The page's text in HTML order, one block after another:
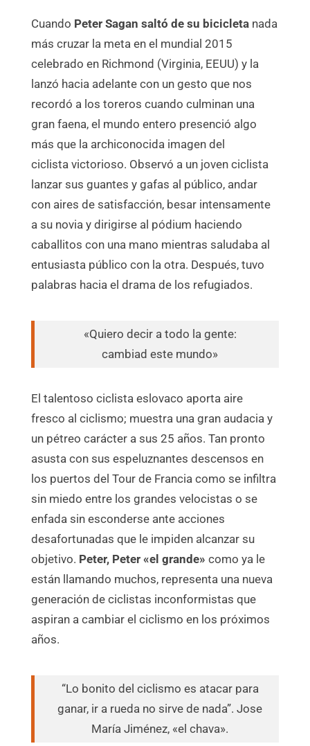
Cuando Peter Sagan saltó de su bicicletanada
más cruzar la meta en el mundial 2015
celebrado en Richmond (Virginia, EEUU) y la
lanzó hacia adelante con un gesto que nos
recordó a los toreros cuando culminan una
gran faena, el mundo entero presenció algo
más que la archiconocida imagen del
ciclista victorioso. Observó a un joven ciclista
lanzar sus guantes y gafas al público, andar
con aires de satisfacción, besar intensamente
a su novia y dirigirse al pódium haciendo
caballitos con una mano mientras saludaba al
entusiasta público con la otra. Después, tuvo
palabras hacia el drama de los refugiados.
«Quiero decir a todo la gente:
cambiad este mundo»
El talentoso ciclista eslovaco aporta aire
fresco al ciclismo; muestra una gran audacia y
un pétreo carácter a sus 25 años. Tan pronto
asusta con sus espeluznantes descensos en
los puertos del Tour de Francia como se infiltra
sin miedo entre los grandes velocistas o se
enfada sin esconderse ante acciones
desafortunadas que le impiden alcanzar su
objetivo. Peter, Peter «el grande» como ya le
están llamando muchos, representa una nueva
generación de ciclistas inconformistas que
aspiran a cambiar el ciclismo en los próximos
años.
“Lo bonito del ciclismo es atacar para
ganar, ir a rueda no sirve de nada”. Jose
María Jiménez, «el chava».